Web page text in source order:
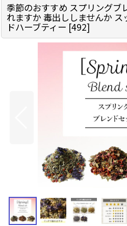
季節のおすすめ スプリングブ
れますか 毒出ししませんか
ドハーブティー [492]